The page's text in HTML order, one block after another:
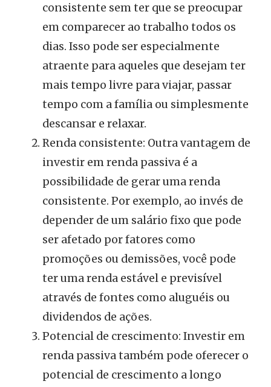
consistente sem ter que se preocupar
em comparecer ao trabalho todos os
dias. Isso pode ser especialmente
atraente para aqueles que desejam ter
mais tempo livre para viajar, passar
tempo com a família ou simplesmente
descansar e relaxar.
Renda consistente: Outra vantagem de
investir em renda passiva é a
possibilidade de gerar uma renda
consistente. Por exemplo, ao invés de
depender de um salário fixo que pode
ser afetado por fatores como
promoções ou demissões, você pode
ter uma renda estável e previsível
através de fontes como aluguéis ou
dividendos de ações.
Potencial de crescimento: Investir em
renda passiva também pode oferecer o
potencial de crescimento a longo